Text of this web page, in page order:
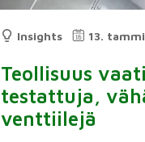
Insights 13.
Teollisuus
testattuja,
venttiilejä